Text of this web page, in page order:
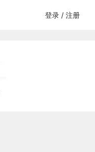
登录 / 注册